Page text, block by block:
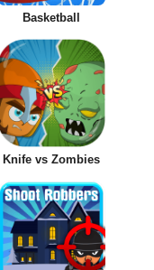
Basketball
Knife vs Zombies